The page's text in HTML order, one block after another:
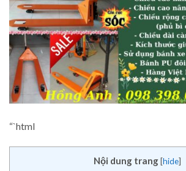
“`html
Nội dung trang [hide]